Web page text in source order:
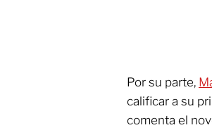
Por su parte,
calificar a su
comenta el